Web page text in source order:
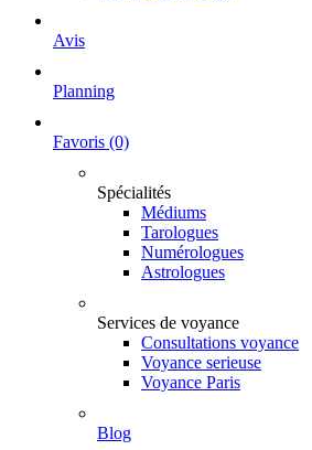
Avis
Planning
Favoris (0)
Spécialités
Médiums
Tarologues
Numérologues
Astrologues
Services de voyance
Consultations voyance
Voyance serieuse
Voyance Paris
Blog